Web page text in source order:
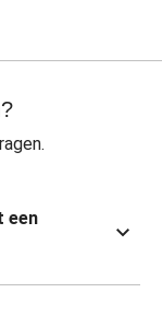
een